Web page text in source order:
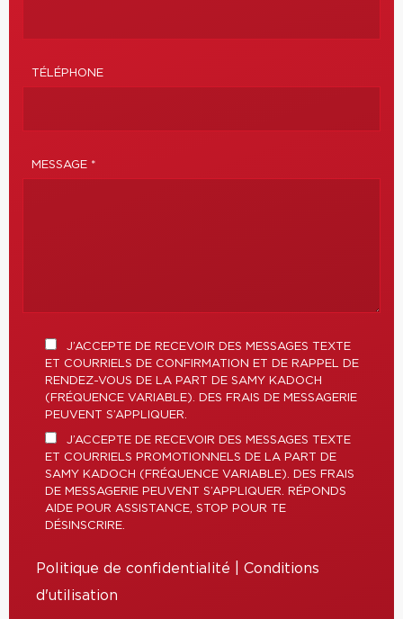
TÉLÉPHONE
MESSAGE *
J’ACCEPTE DE RECEVOIR DES MESSAGES TEXTE
ET COURRIELS DE CONFIRMATION ET DE RAPPEL DE
RENDEZ-VOUS DE LA PART DE SAMY KADOCH
(FRÉQUENCE VARIABLE). DES FRAIS DE MESSAGERIE
PEUVENT S’APPLIQUER.
J’ACCEPTE DE RECEVOIR DES MESSAGES TEXTE
ET COURRIELS PROMOTIONNELS DE LA PART DE
SAMY KADOCH (FRÉQUENCE VARIABLE). DES FRAIS
DE MESSAGERIE PEUVENT S’APPLIQUER. RÉPONDS
AIDE POUR ASSISTANCE, STOP POUR TE
DÉSINSCRIRE.
Politique de confidentialité
Conditions
d'utilisation